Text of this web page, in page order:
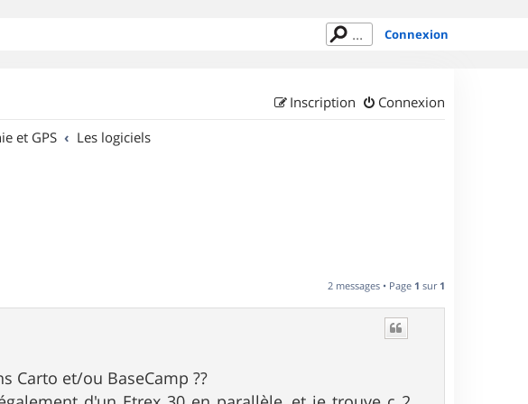
Connexion
Connexion
Inscription
et GPS Les logiciels
2 messages • Page 1 sur 1
Carto et/ou BaseCamp ??